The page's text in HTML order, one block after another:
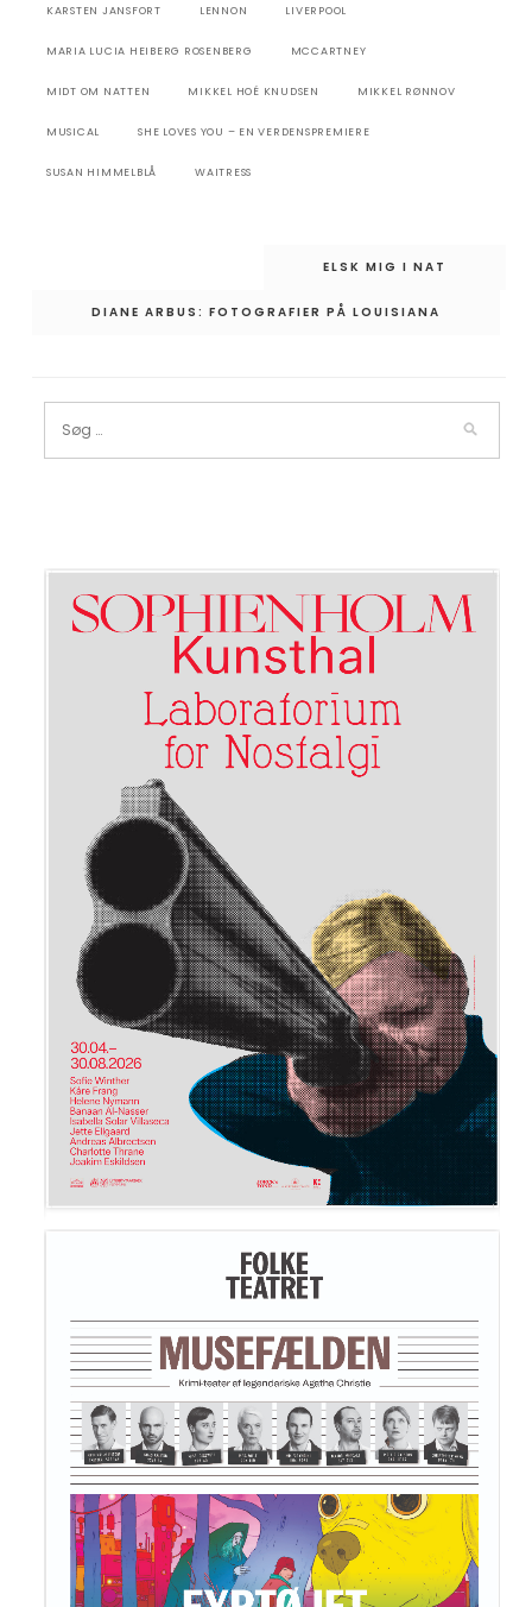
KARSTEN JANSFORT LENNON LIVERPOOL
MARIA LUCIA HEIBERG ROSENBERG MCCARTNEY
MIDT OM NATTEN MIKKEL HOÉ KNUDSEN MIKKEL RØNNOV
MUSICAL SHE LOVES YOU – EN VERDENSPREMIERE
SUSAN HIMMELBLÅ WAITRESS
ELSK MIG I NAT
DIANE ARBUS: FOTOGRAFIER PÅ LOUISIANA